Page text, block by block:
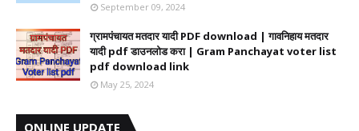
September 09, 2024
ग्रामपंचायत मतदार यादी PDF download | गावनिहाय मतदार
यादी pdf डाउनलोड करा | Gram Panchayat voter list
pdf download link
May 25, 2024
ONLINE UPDATE